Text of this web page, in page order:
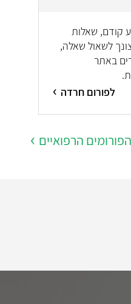
קודם, שאלות
לשאול שאלה,
באתר
לפורום חרדה
הרפואיים